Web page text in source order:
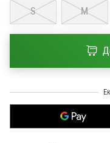
Phantom
6
футболни
6
S M